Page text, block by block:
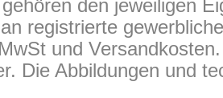
den jeweiligen
registrierte
und
Die Abbildungen und